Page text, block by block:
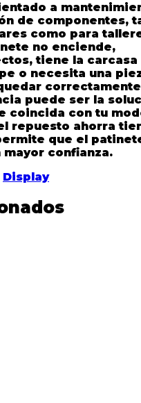
a
de componentes,
como para
no enciende,
tiene la carcasa
o necesita una
correctamente
puede ser la
coincida con tu
repuesto ahorra
que el
confianza.
Display